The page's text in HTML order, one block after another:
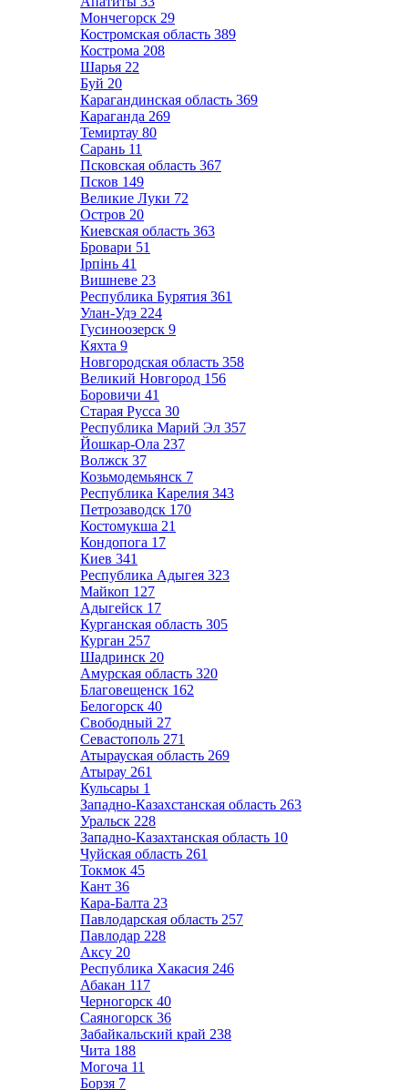
Мончегорск 29
Костромская область 389
Кострома 208
Шарья 22
Буй 20
Карагандинская область 369
Караганда 269
Темиртау 80
Сарань 11
Псковская область 367
Псков 149
Великие Луки 72
Остров 20
Киевская область 363
Бровари 51
Ірпінь 41
Вишневе 23
Республика Бурятия 361
Улан-Удэ 224
Гусиноозерск 9
Кяхта 9
Новгородская область 358
Великий Новгород 156
Боровичи 41
Старая Русса 30
Республика Марий Эл 357
Йошкар-Ола 237
Волжск 37
Козьмодемьянск 7
Республика Карелия 343
Петрозаводск 170
Костомукша 21
Кондопога 17
Киев 341
Республика Адыгея 323
Майкоп 127
Адыгейск 17
Курганская область 305
Курган 257
Шадринск 20
Амурская область 320
Благовещенск 162
Белогорск 40
Свободный 27
Севастополь 271
Атырауская область 269
Атырау 261
Кульсары 1
Западно-Казахстанская область 263
Уральск 228
Западно-Казахтанская область 10
Чуйская область 261
Токмок 45
Кант 36
Кара-Балта 23
Павлодарская область 257
Павлодар 228
Аксу 20
Республика Хакасия 246
Абакан 117
Черногорск 40
Саяногорск 36
Забайкальский край 238
Чита 188
Могоча 11
Борзя 7